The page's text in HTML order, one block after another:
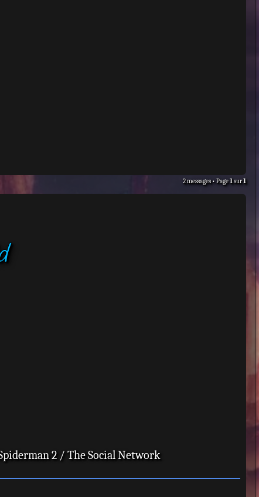
2 messages • Page1sur1
2 / The Social Network